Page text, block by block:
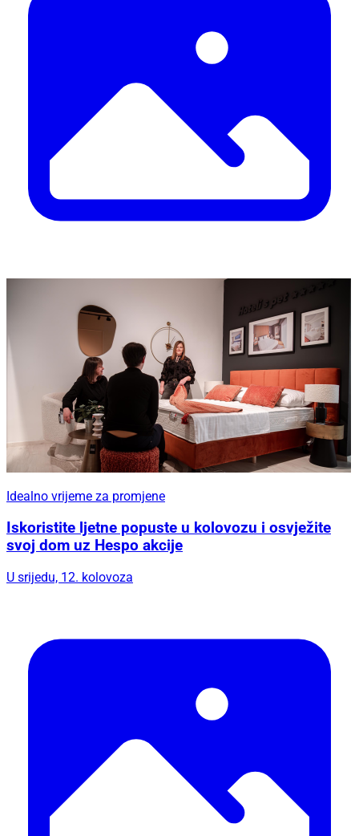
Idealno vrijeme za promjene
Iskoristite ljetne popuste u kolovozu i osvježite
svoj dom uz Hespo akcije
U srijedu, 12. kolovoza